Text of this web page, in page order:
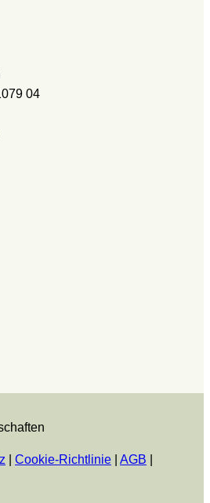
04
Cookie-Richtlinie AGB